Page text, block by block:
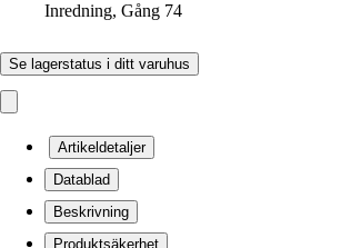
Inredning, Gång 74
Se lagerstatus i ditt varuhus
Artikeldetaljer
Datablad
Beskrivning
Produktsäkerhet